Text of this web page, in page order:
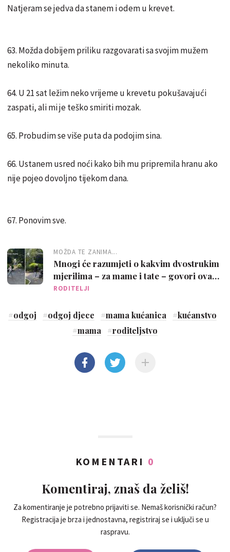
Natjeram se jedva da stanem i odem u krevet.
63. Možda dobijem priliku razgovarati sa svojim mužem
nekoliko minuta.
64. U 21 sat ležim neko vrijeme u krevetu pokušavajući
zaspati, ali mi je teško smiriti mozak.
65. Probudim se više puta da podojim sina.
66. Ustanem usred noći kako bih mu pripremila hranu ako
nije pojeo dovoljno tijekom dana.
67. Ponovim sve.
MOŽDA TE ZANIMA...
Mnogi će razumjeti o kakvim dvostrukim
mjerilima – za mame i tate – govori ova
mama
RODITELJI
#odgoj #odgoj djece #mama kućanica #kućanstvo
#mama #roditeljstvo
KOMENTARI 0
Komentiraj, znaš da želiš!
Za komentiranje je potrebno prijaviti se. Nemaš korisnički račun?
Registracija je brza i jednostavna, registriraj se i uključi se u
raspravu.